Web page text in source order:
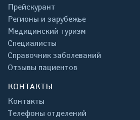
Прейскурант
Регионы и зарубежье
Медицинский туризм
Специалисты
Справочник заболеваний
Отзывы пациентов
КОНТАКТЫ
Контакты
Телефоны отделений